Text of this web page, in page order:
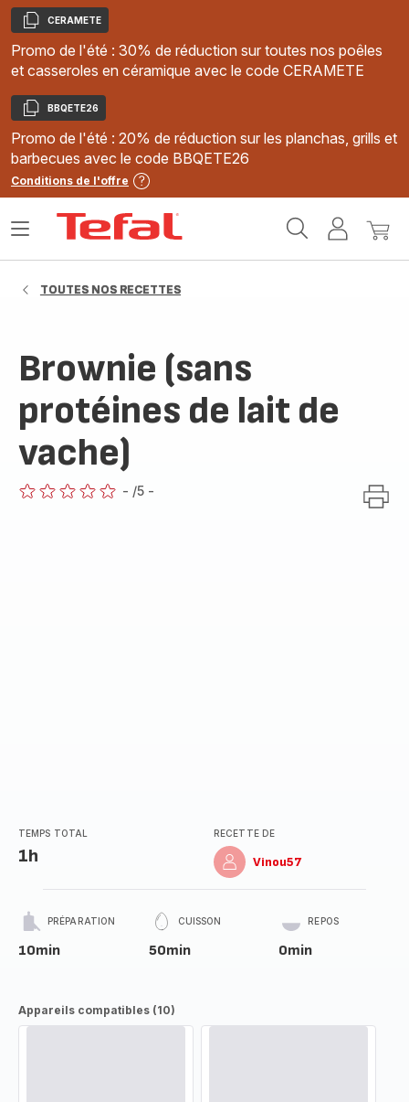
Copier
CERAMETE
Promo de l'été : 30% de réduction sur toutes nos poêles
et casseroles en céramique avec le code CERAMETE
Copier
BBQETE26
Promo de l'été : 20% de réduction sur les planchas, grills et
barbecues avec le code BBQETE26
Conditions de l'offre
MonMon
Ouvrir
TOUTES NOS RECETTES
Brownie (sans
protéines de lait de
vache)
- /5 -
TEMPS TOTAL
1h
RECETTE DE
Vinou57
PRÉPARATION
10min
CUISSON
50min
REPOS
0min
Appareils compatibles (10)